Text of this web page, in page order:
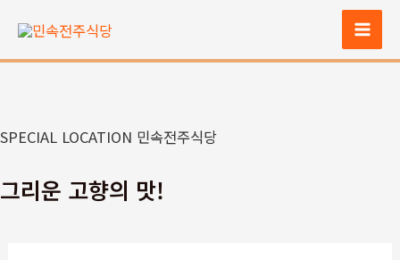
츠
너
기
Main
SPECIAL LOCATION 민속전주식당
그리운 고향의 맛!